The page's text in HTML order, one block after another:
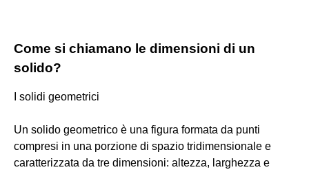
Come si chiamano le dimensioni di un
solido?
I solidi geometrici
Un solido geometrico è una figura formata da punti
compresi in una porzione di spazio tridimensionale e
caratterizzata da tre dimensioni: altezza, larghezza e